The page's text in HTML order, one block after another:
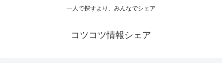
一人で探すより、みんなでシェア
コツコツ情報シェア